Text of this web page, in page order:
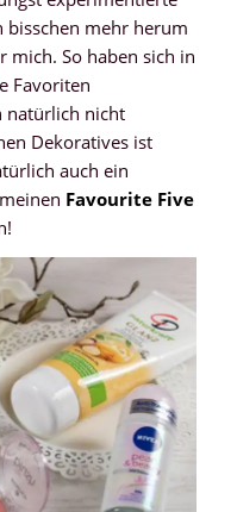
bisschen mehr herum
mich. So haben sich in
Favoriten
natürlich nicht
Dekoratives ist
auch ein
Favourite Five